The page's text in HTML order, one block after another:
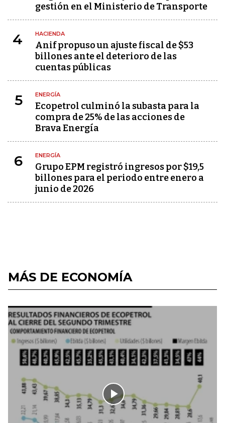
gestión en el Ministerio de Transporte
4 HACIENDA
Anif propuso un ajuste fiscal de $53
billones ante el deterioro de las
cuentas públicas
5 ENERGÍA
Ecopetrol culminó la subasta para la
compra de 25% de las acciones de
Brava Energía
6 ENERGÍA
Grupo EPM registró ingresos por $19,5
billones para el periodo entre enero a
junio de 2026
MÁS DE ECONOMÍA